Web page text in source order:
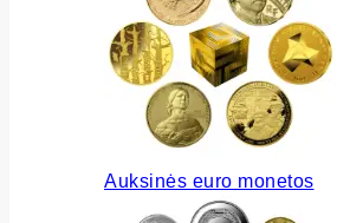
Auksinės euro monetos